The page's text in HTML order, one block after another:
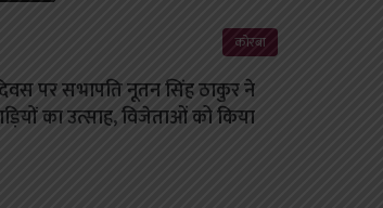
कोरबा
पर सभापति नूतन सिंह ठाकुर ने
का उत्साह, विजेताओं को किया